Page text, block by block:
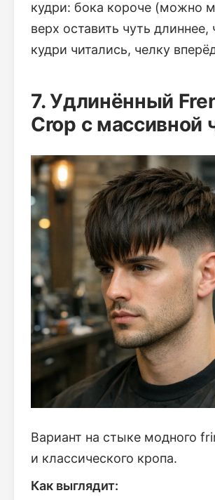
кудри: бока короче (можно
верх оставить чуть длиннее,
кудри читались, челку
7. Удлинённый
Crop с массивной
Вариант на стыке модного
и классического кропа.
Как выглядит: